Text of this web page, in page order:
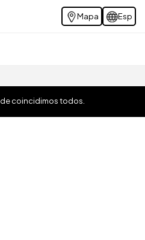
Mapa Esp
coincidimos todos.